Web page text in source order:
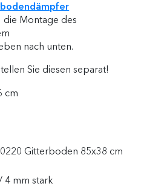
die Montage des
nach unten.
Sie diesen separat!
cm
Gitterboden 85x38 cm
4 mm stark